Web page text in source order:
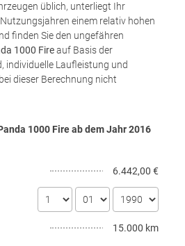
üblich, unterliegt Ihr
einem relativ hohen
finden Sie den ungefähren
1000 Fireauf Basis der
individuelle Laufleistung und
dieser Berechnung nicht
1000 Fire ab dem Jahr2016
6.442,00 €
15.000 km